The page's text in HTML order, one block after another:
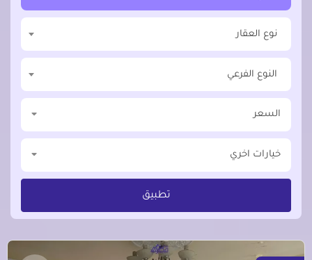
نوع العقار
النوع الفرعي
السعر
خيارات اخري
تطبيق